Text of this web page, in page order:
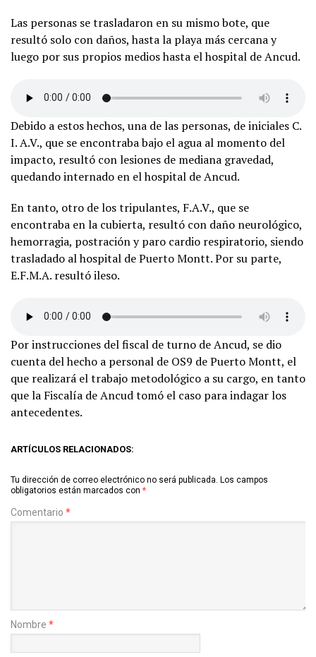
Las personas se trasladaron en su mismo bote, que
resultó solo con daños, hasta la playa más cercana y
luego por sus propios medios hasta el hospital de Ancud.
Debido a estos hechos, una de las personas, de iniciales C.
I. A.V., que se encontraba bajo el agua al momento del
impacto, resultó con lesiones de mediana gravedad,
quedando internado en el hospital de Ancud.
En tanto, otro de los tripulantes, F.A.V., que se
encontraba en la cubierta, resultó con daño neurológico,
hemorragia, postración y paro cardio respiratorio, siendo
trasladado al hospital de Puerto Montt. Por su parte,
E.F.M.A. resultó ileso.
Por instrucciones del fiscal de turno de Ancud, se dio
cuenta del hecho a personal de OS9 de Puerto Montt, el
que realizará el trabajo metodológico a su cargo, en tanto
que la Fiscalía de Ancud tomó el caso para indagar los
antecedentes.
ARTÍCULOS RELACIONADOS:
Tu dirección de correo electrónico no será publicada. Los campos
obligatorios están marcados con *
Comentario *
Nombre *